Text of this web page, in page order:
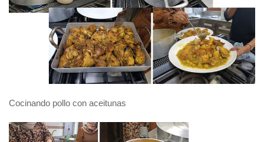
Cocinando pollo con aceitunas